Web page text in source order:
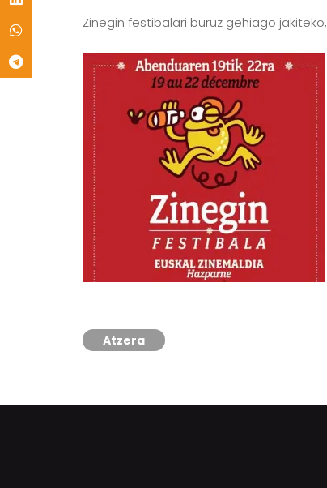
Zinegin festibalari buruz gehiago jakiteko,
Atzera